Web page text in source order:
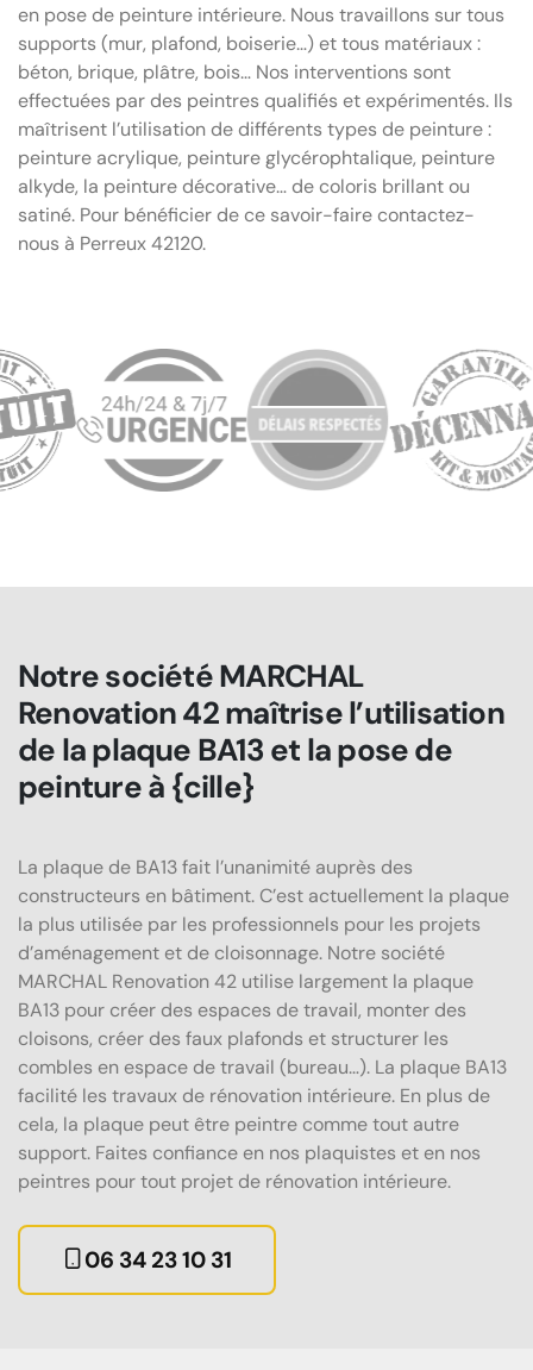
en pose de peinture intérieure. Nous travaillons sur tous
supports (mur, plafond, boiserie…) et tous matériaux :
béton, brique, plâtre, bois… Nos interventions sont
effectuées par des peintres qualifiés et expérimentés. Ils
maîtrisent l’utilisation de différents types de peinture :
peinture acrylique, peinture glycérophtalique, peinture
alkyde, la peinture décorative… de coloris brillant ou
satiné. Pour bénéficier de ce savoir-faire contactez-
nous à Perreux 42120.
Notre société MARCHAL
Renovation 42 maîtrise l’utilisation
de la plaque BA13 et la pose de
peinture à {cille}
La plaque de BA13 fait l’unanimité auprès des
constructeurs en bâtiment. C’est actuellement la plaque
la plus utilisée par les professionnels pour les projets
d’aménagement et de cloisonnage. Notre société
MARCHAL Renovation 42 utilise largement la plaque
BA13 pour créer des espaces de travail, monter des
cloisons, créer des faux plafonds et structurer les
combles en espace de travail (bureau…). La plaque BA13
facilité les travaux de rénovation intérieure. En plus de
cela, la plaque peut être peintre comme tout autre
support. Faites confiance en nos plaquistes et en nos
peintres pour tout projet de rénovation intérieure.
06 34 23 10 31